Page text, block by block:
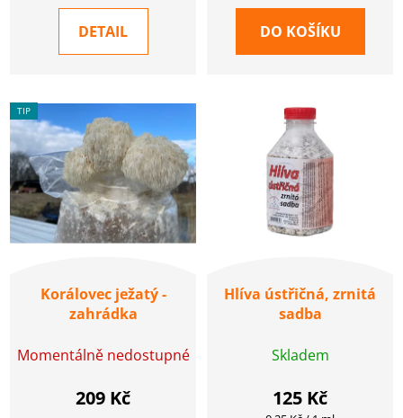
DETAIL DO KOŠÍKU
TIP
Korálovec ježatý -
zahrádka
Momentálně nedostupné
209 Kč
Hlíva ústřičná, zrnitá
sadba
Skladem
125 Kč